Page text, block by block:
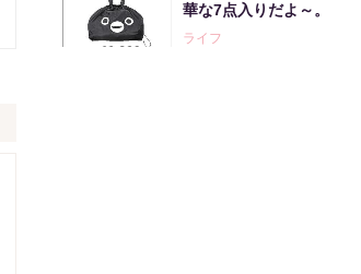
華な7点入りだよ～。
ライフ